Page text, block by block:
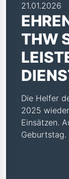
21.01.2026
THW
Die Helfer
2025
Einsätzen.
Geburtstag.